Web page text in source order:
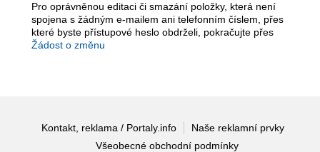
Pro oprávněnou editaci či smazání položky, která není
spojena s žádným e-mailem ani telefonním číslem, přes
které byste přístupové heslo obdrželi, pokračujte přes
Žádost o změnu
Kontakt, reklama / Portaly.info
Naše reklamní prvky
Všeobecné obchodní podmínky